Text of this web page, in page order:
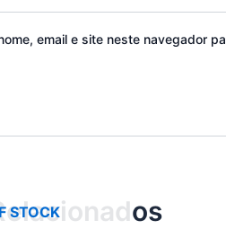
email e site neste navegador
STOCK